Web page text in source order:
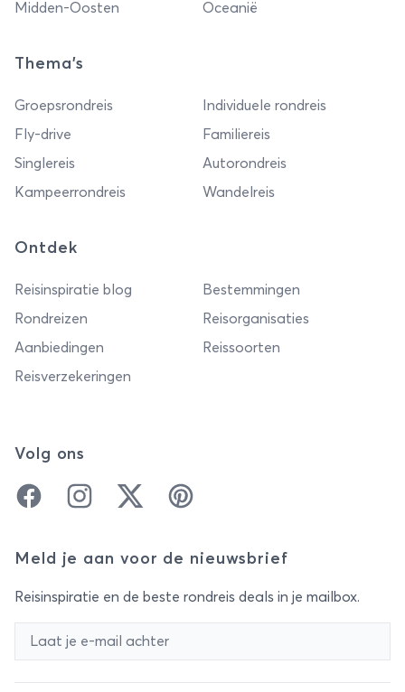
Midden-Oosten
Oceanië
Thema's
Groepsrondreis
Individuele rondreis
Fly-drive
Familiereis
Singlereis
Autorondreis
Kampeerrondreis
Wandelreis
Ontdek
Reisinspiratie blog
Bestemmingen
Rondreizen
Reisorganisaties
Aanbiedingen
Reissoorten
Reisverzekeringen
Volg ons
FacebookInstagramTwitter Pinterest
Meld je aan voor de nieuwsbrief
Reisinspiratie en de beste rondreis deals in je mailbox.